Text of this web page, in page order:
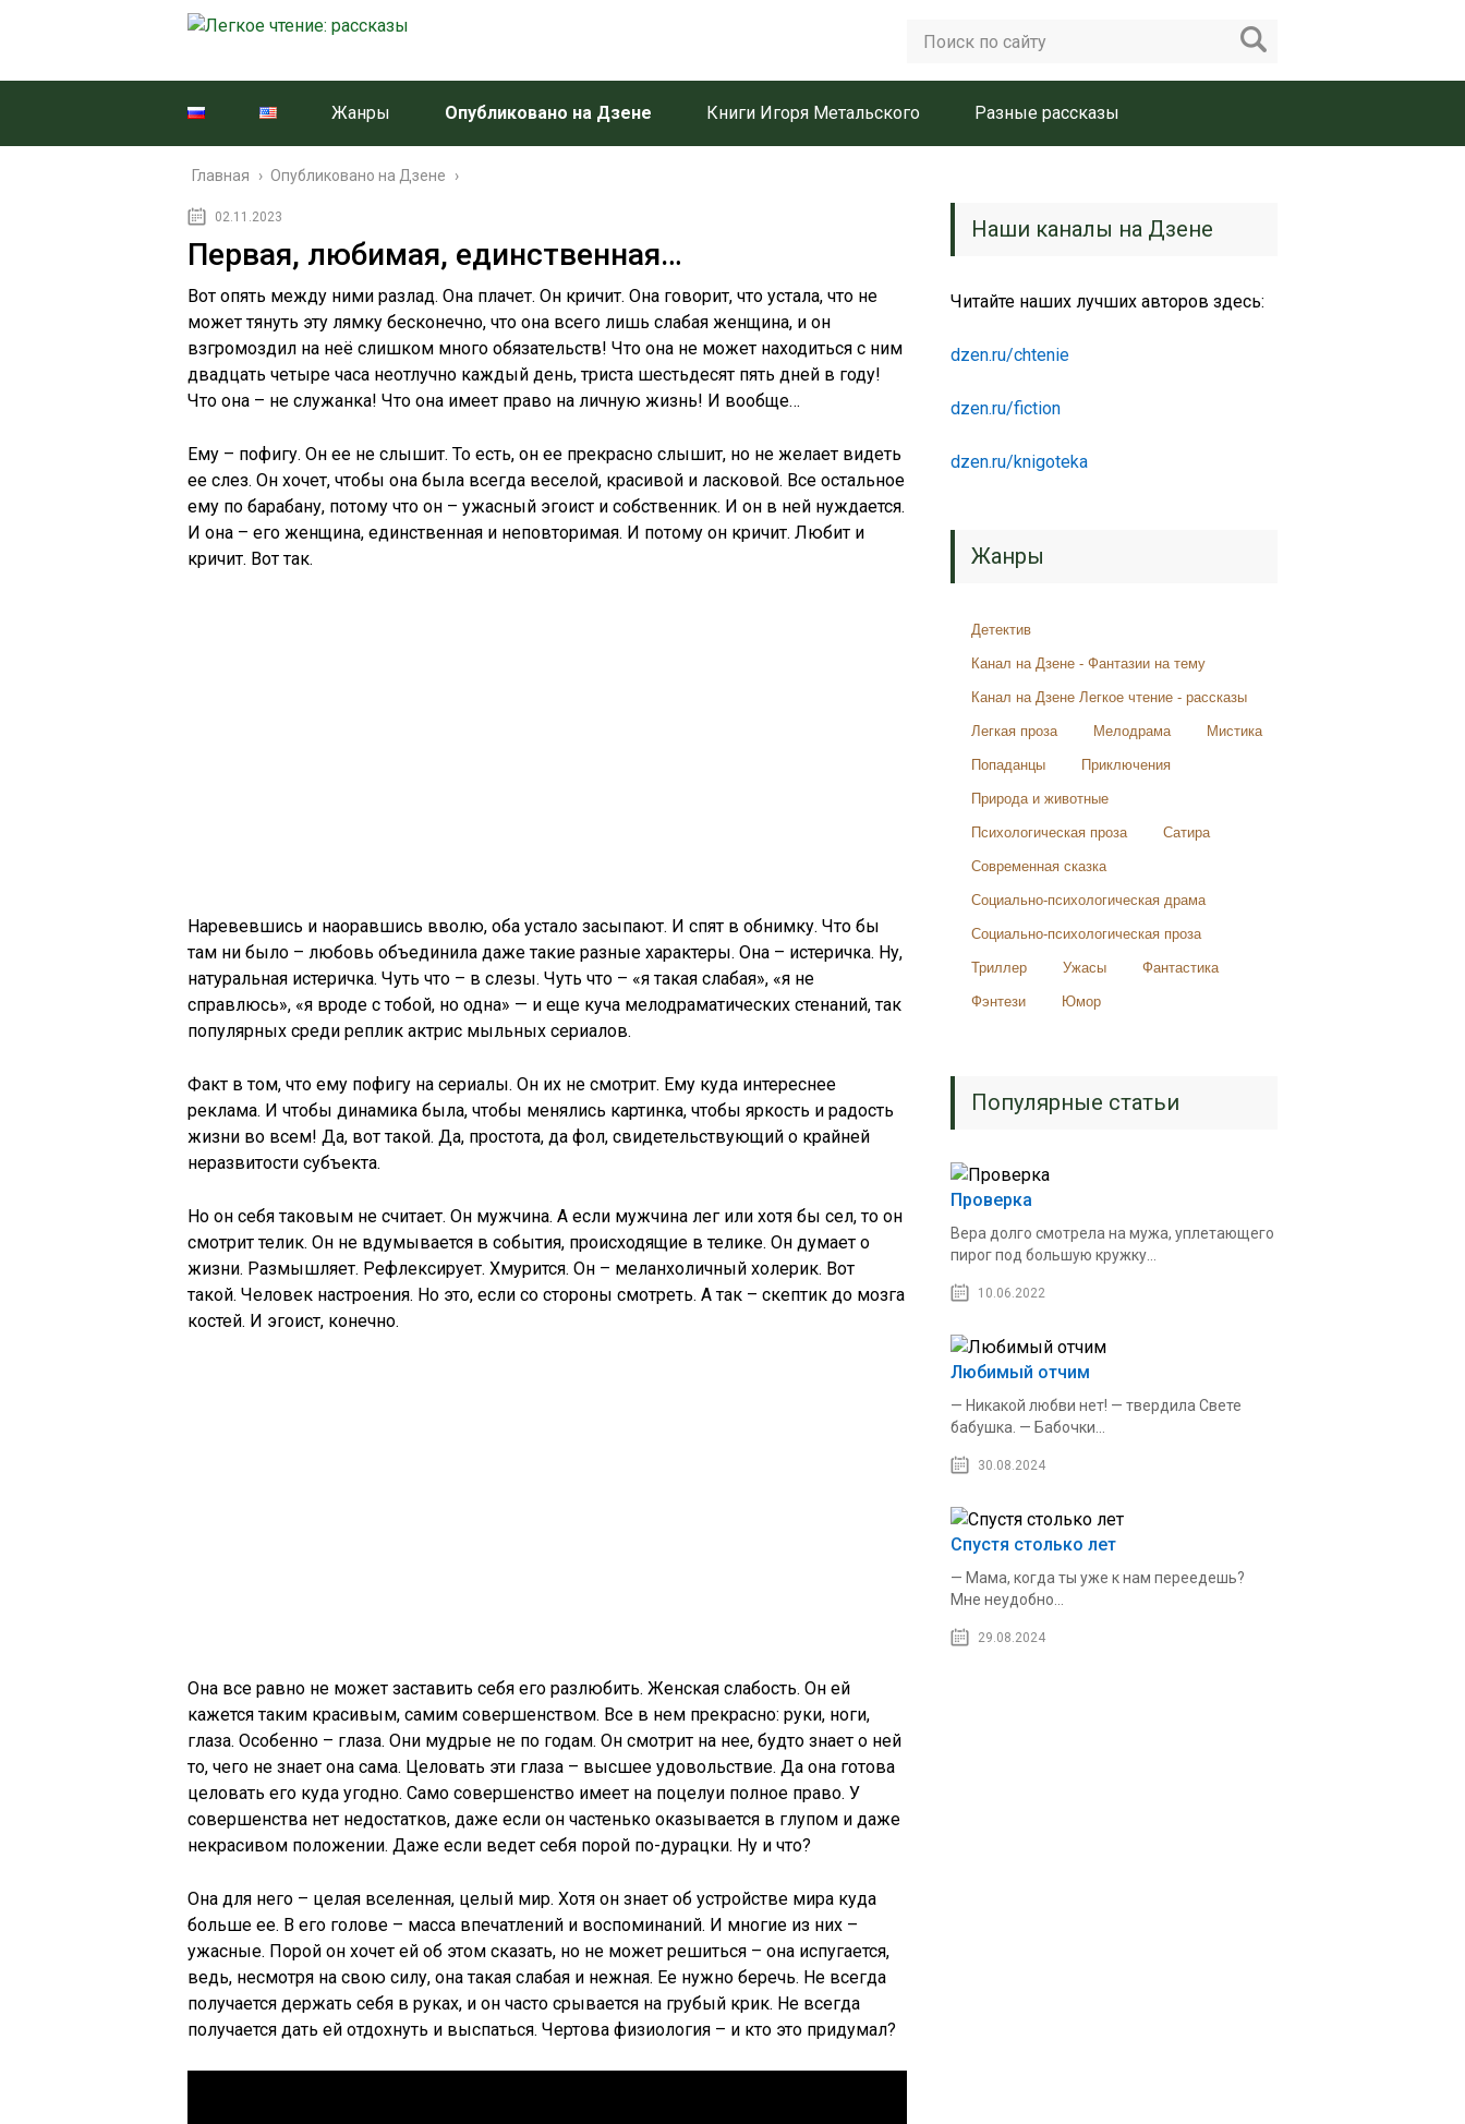
Жанры Опубликовано на Дзене Книги Игоря Метальского Разные рассказы
Главная › Опубликовано на Дзене ›
02.11.2023
Первая, любимая, единственная…
Вот опять между ними разлад. Она плачет. Он кричит. Она говорит, что устала, что не
может тянуть эту лямку бесконечно, что она всего лишь слабая женщина, и он
взгромоздил на неё слишком много обязательств! Что она не может находиться с ним
двадцать четыре часа неотлучно каждый день, триста шестьдесят пять дней в году!
Что она – не служанка! Что она имеет право на личную жизнь! И вообще…
Ему – пофигу. Он ее не слышит. То есть, он ее прекрасно слышит, но не желает видеть
ее слез. Он хочет, чтобы она была всегда веселой, красивой и ласковой. Все остальное
ему по барабану, потому что он – ужасный эгоист и собственник. И он в ней нуждается.
И она – его женщина, единственная и неповторимая. И потому он кричит. Любит и
кричит. Вот так.
Наревевшись и наоравшись вволю, оба устало засыпают. И спят в обнимку. Что бы
там ни было – любовь объединила даже такие разные характеры. Она – истеричка. Ну,
натуральная истеричка. Чуть что – в слезы. Чуть что – «я такая слабая», «я не
справлюсь», «я вроде с тобой, но одна» — и еще куча мелодраматических стенаний, так
популярных среди реплик актрис мыльных сериалов.
Факт в том, что ему пофигу на сериалы. Он их не смотрит. Ему куда интереснее
реклама. И чтобы динамика была, чтобы менялись картинка, чтобы яркость и радость
жизни во всем! Да, вот такой. Да, простота, да фол, свидетельствующий о крайней
неразвитости субъекта.
Но он себя таковым не считает. Он мужчина. А если мужчина лег или хотя бы сел, то он
смотрит телик. Он не вдумывается в события, происходящие в телике. Он думает о
жизни. Размышляет. Рефлексирует. Хмурится. Он – меланхоличный холерик. Вот
такой. Человек настроения. Но это, если со стороны смотреть. А так – скептик до мозга
костей. И эгоист, конечно.
Она все равно не может заставить себя его разлюбить. Женская слабость. Он ей
кажется таким красивым, самим совершенством. Все в нем прекрасно: руки, ноги,
глаза. Особенно – глаза. Они мудрые не по годам. Он смотрит на нее, будто знает о ней
то, чего не знает она сама. Целовать эти глаза – высшее удовольствие. Да она готова
целовать его куда угодно. Само совершенство имеет на поцелуи полное право. У
совершенства нет недостатков, даже если он частенько оказывается в глупом и даже
некрасивом положении. Даже если ведет себя порой по-дурацки. Ну и что?
Она для него – целая вселенная, целый мир. Хотя он знает об устройстве мира куда
больше ее. В его голове – масса впечатлений и воспоминаний. И многие из них –
ужасные. Порой он хочет ей об этом сказать, но не может решиться – она испугается,
ведь, несмотря на свою силу, она такая слабая и нежная. Ее нужно беречь. Не всегда
получается держать себя в руках, и он часто срывается на грубый крик. Не всегда
получается дать ей отдохнуть и выспаться. Чертова физиология – и кто это придумал?
Наши каналы на Дзене
Читайте наших лучших авторов здесь:
dzen.ru/chtenie
dzen.ru/fiction
dzen.ru/knigoteka
Жанры
Детектив
Канал на Дзене - Фантазии на тему
Канал на Дзене Легкое чтение - рассказы
Легкая проза Мелодрама Мистика
Попаданцы Приключения
Природа и животные
Психологическая проза Сатира
Современная сказка
Социально-психологическая драма
Социально-психологическая проза
Триллер Ужасы Фантастика
Фэнтези Юмор
Популярные статьи
Проверка
Вера долго смотрела на мужа, уплетающего
пирог под большую кружку...
10.06.2022
Любимый отчим
— Никакой любви нет! — твердила Свете
бабушка. — Бабочки...
30.08.2024
Спустя столько лет
— Мама, когда ты уже к нам переедешь?
Мне неудобно...
29.08.2024